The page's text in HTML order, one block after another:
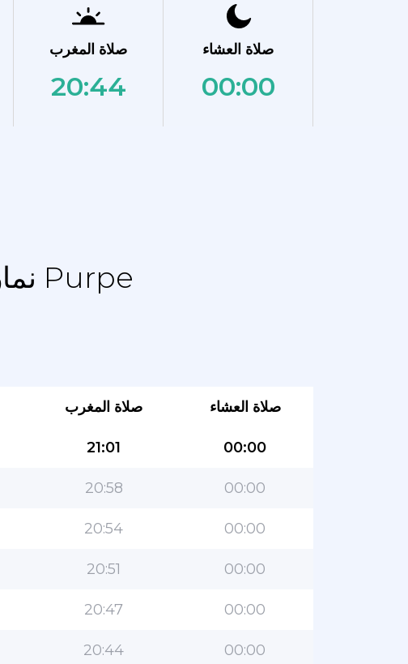
صلاة المغرب
20:44
صلاة العشاء
00:00
نماز الجدول الزمني - جدول التقويم ل Purpe
صلاة المغرب صلاة العشاء
21:01 00:00
20:58 00:00
20:54 00:00
20:51 00:00
20:47 00:00
20:44 00:00